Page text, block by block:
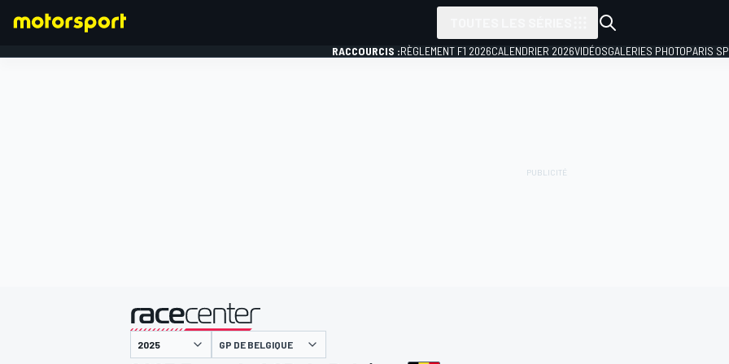
RACCOURCIS :RÈGLEMENT F1 2026CALENDRIER 2026VIDÉOSGALERIES PHOTOPARIS
présenté par
GP DE BELGIQUE